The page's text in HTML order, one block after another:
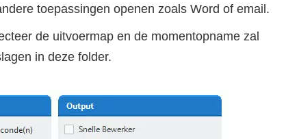
toepassingen openen zoals Word of email.
de uitvoermap en de momentopname zal
in deze folder.